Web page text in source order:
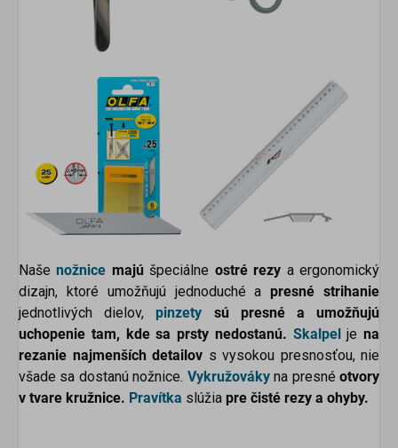
Našenožnice majú špeciálne ostré rezy a ergonomický
dizajn, ktoré umožňujú jednoduché a presné strihanie
jednotlivých dielov, pinzety sú presné a umožňujú
uchopenie tam, kde sa prsty nedostanú. Skalpelje na
rezanie najmenších detailov s vysokou presnosťou, nie
všade sa dostanú nožnice. Vykružováky na presnéotvory
v tvare kružnice. Pravítka slúžia pre čisté rezy a ohyby.